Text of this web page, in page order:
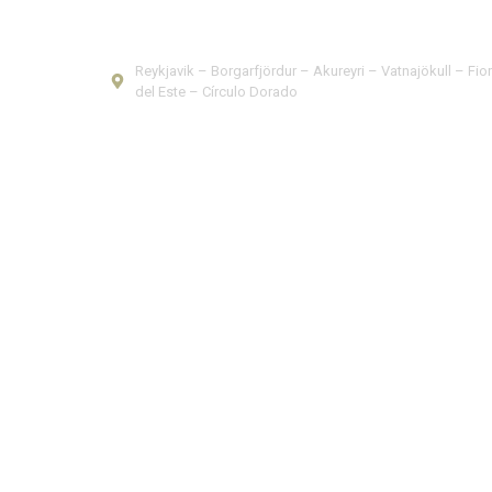
Reykjavik – Borgarfjördur – Akureyri – Vatnajökull –
del Este – Círculo Dorado